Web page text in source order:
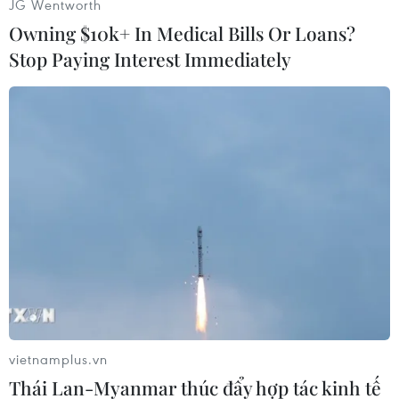
JG Wentworth
Owning $10k+ In Medical Bills Or Loans?
Stop Paying Interest Immediately
vietnamplus.vn
Thái Lan-Myanmar thúc đẩy hợp tác kinh tế